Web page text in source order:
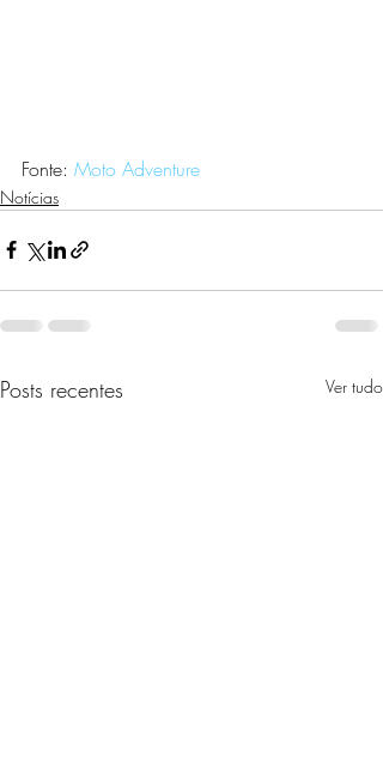
Fonte: Moto Adventure
Notícias
Posts recentes Ver tudo